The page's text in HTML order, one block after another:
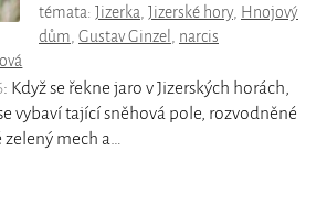
témata: Jizerka, Jizerské hory, Hnojový
dům, Gustav Ginzel , narcis
: Když se řekne jaro v Jizerských horách,
vybaví tající sněhová pole, rozvodněné
zelený mech a…